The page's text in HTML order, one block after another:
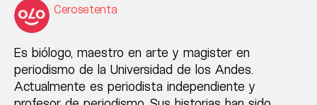
Cerosetenta
Es biólogo, maestro en arte y magister en
periodismo de la Universidad de los Andes.
Actualmente es periodista independiente y